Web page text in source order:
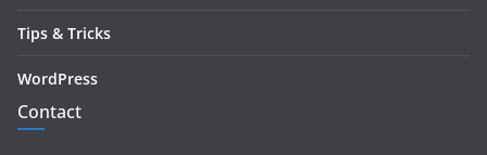
Tips & Tricks
WordPress
Contact